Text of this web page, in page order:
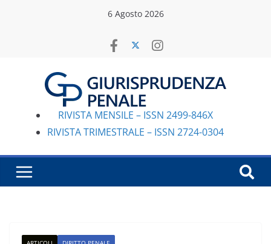
6 Agosto 2026
RIVISTA MENSILE – ISSN 2499-846X
RIVISTA TRIMESTRALE – ISSN 2724-0304